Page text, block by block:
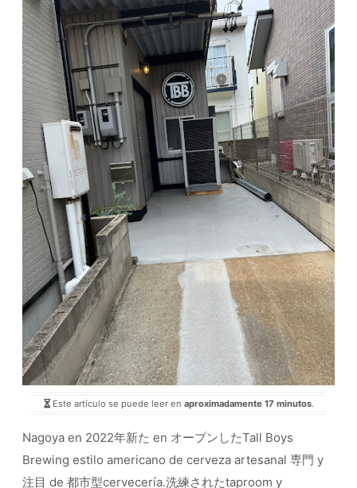
Este artículo se puede leer en aproximadamente 17 minutos.
Nagoya en 2022年新た en オープンしたTall Boys
Brewing estilo americano de cerveza artesanal 専門 y
注目 de 都市型cervecería.洗練されたtaproom y